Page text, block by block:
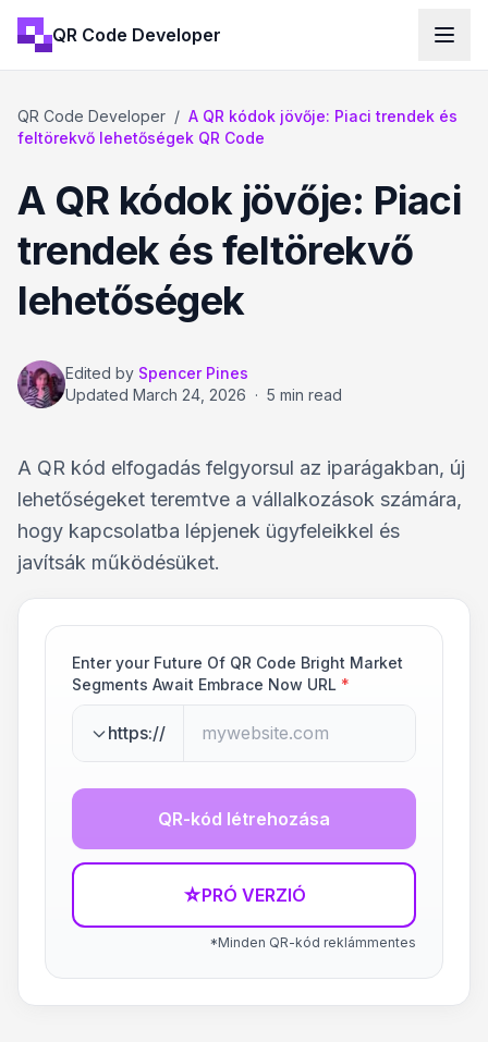
QR Code Developer
QR Code Developer / A QR kódok jövője: Piaci trendek és
feltörekvő lehetőségek QR Code
A QR kódok jövője: Piaci
trendek és feltörekvő
lehetőségek
Edited by Spencer Pines
Updated March 24, 2026 · 5 min read
A QR kód elfogadás felgyorsul az iparágakban, új
lehetőségeket teremtve a vállalkozások számára,
hogy kapcsolatba lépjenek ügyfeleikkel és
javítsák működésüket.
Enter your Future Of QR Code Bright Market
Segments Await Embrace Now URL *
https://
QR-kód létrehozása
☆PRÓ VERZIÓ
*Minden QR-kód reklámmentes